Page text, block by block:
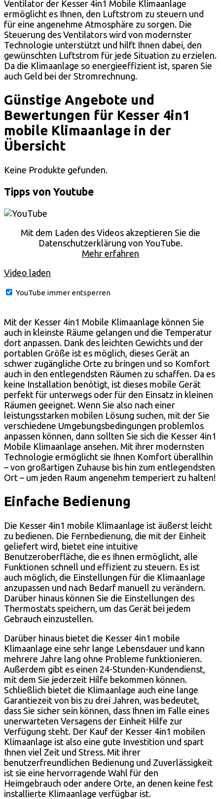
Ventilator der Kesser 4in1 Mobile Klimaanlage
ermöglicht es Ihnen, den Luftstrom zu steuern und
für eine angenehme Atmosphäre zu sorgen. Die
Steuerung des Ventilators wird von modernster
Technologie unterstützt und hilft Ihnen dabei, den
gewünschten Luftstrom für jede Situation zu erzielen.
Da die Klimaanlage so energieeffizient ist, sparen Sie
auch Geld bei der Stromrechnung.
Günstige Angebote und
Bewertungen für Kesser 4in1
mobile Klimaanlage in der
Übersicht
Keine Produkte gefunden.
Tipps von Youtube
Mit dem Laden des Videos akzeptieren Sie die
Datenschutzerklärung von YouTube.
Mehr erfahren
Video laden
YouTube immer entsperren
Mit der Kesser 4in1 Mobile Klimaanlage können Sie
auch in kleinste Räume gelangen und die Temperatur
dort anpassen. Dank des leichten Gewichts und der
portablen Größe ist es möglich, dieses Gerät an
schwer zugängliche Orte zu bringen und so Komfort
auch in den entlegendsten Räumen zu schaffen. Da es
keine Installation benötigt, ist dieses mobile Gerät
perfekt für unterwegs oder für den Einsatz in kleinen
Räumen geeignet. Wenn Sie also nach einer
leistungsstarken mobilen Lösung suchen, mit der Sie
verschiedene Umgebungsbedingungen problemlos
anpassen können, dann sollten Sie sich die Kesser 4in1
Mobile Klimaanlage ansehen. Mit ihrer modernsten
Technologie ermöglicht sie Ihnen Komfort überallhin
– von großartigen Zuhause bis hin zum entlegendsten
Ort – um jeden Raum angenehm temperiert zu halten!
Einfache Bedienung
Die Kesser 4in1 mobile Klimaanlage ist äußerst leicht
zu bedienen. Die Fernbedienung, die mit der Einheit
geliefert wird, bietet eine intuitive
Benutzeroberfläche, die es Ihnen ermöglicht, alle
Funktionen schnell und effizient zu steuern. Es ist
auch möglich, die Einstellungen für die Klimaanlage
anzupassen und nach Bedarf manuell zu verändern.
Darüber hinaus können Sie die Einstellungen des
Thermostats speichern, um das Gerät bei jedem
Gebrauch einzustellen.
Darüber hinaus bietet die Kesser 4in1 mobile
Klimaanlage eine sehr lange Lebensdauer und kann
mehrere Jahre lang ohne Probleme funktionieren.
Außerdem gibt es einen 24-Stunden-Kundendienst,
mit dem Sie jederzeit Hilfe bekommen können.
Schließlich bietet die Klimaanlage auch eine lange
Garantiezeit von bis zu drei Jahren, was bedeutet,
dass Sie sicher sein können, dass Ihnen im Falle eines
unerwarteten Versagens der Einheit Hilfe zur
Verfügung steht. Der Kauf der Kesser 4in1 mobilen
Klimaanlage ist also eine gute Investition und spart
Ihnen viel Zeit und Stress. Mit ihrer
benutzerfreundlichen Bedienung und Zuverlässigkeit
ist sie eine hervorragende Wahl für den
Heimgebrauch oder andere Orte, an denen keine fest
installierte Klimaanlage verfügbar ist.